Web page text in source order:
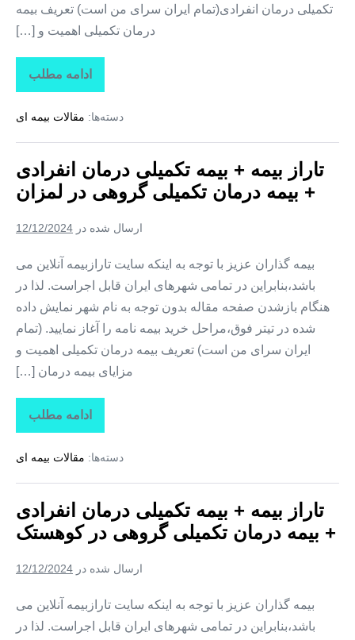
تکمیلی درمان انفرادی(تمام ایران سرای من است) تعریف بیمه
درمان تکمیلی اهمیت و […]
ادامه مطلب
تاراز
بیمه
بیمه
درمان
+
بیمه
درمان
تکمیلی
در
دسته‌ها: مقالات بیمه ای
تاراز بیمه + بیمه تکمیلی درمان انفرادی
+ بیمه درمان تکمیلی گروهی در لمزان
ارسال شده در 12/12/2024
بیمه گذاران عزیز با توجه به اینکه سایت تارازبیمه آنلاین می
باشد،بنابراین در تمامی شهرهای ایران قابل اجراست. لذا در
هنگام بازشدن صفحه مقاله بدون توجه به نام شهر نمایش داده
شده در تیتر فوق،مراحل خرید بیمه نامه را آغاز نمایید. (تمام
ایران سرای من است) تعریف بیمه درمان تکمیلی اهمیت و
مزایای بیمه درمان […]
ادامه مطلب
تاراز
بیمه
بیمه
درمان
+
بیمه
درمان
تکمیلی
در
دسته‌ها: مقالات بیمه ای
تاراز بیمه + بیمه تکمیلی درمان انفرادی
+ بیمه درمان تکمیلی گروهی در کوهستک
ارسال شده در 12/12/2024
بیمه گذاران عزیز با توجه به اینکه سایت تارازبیمه آنلاین می
باشد،بنابراین در تمامی شهرهای ایران قابل اجراست. لذا در